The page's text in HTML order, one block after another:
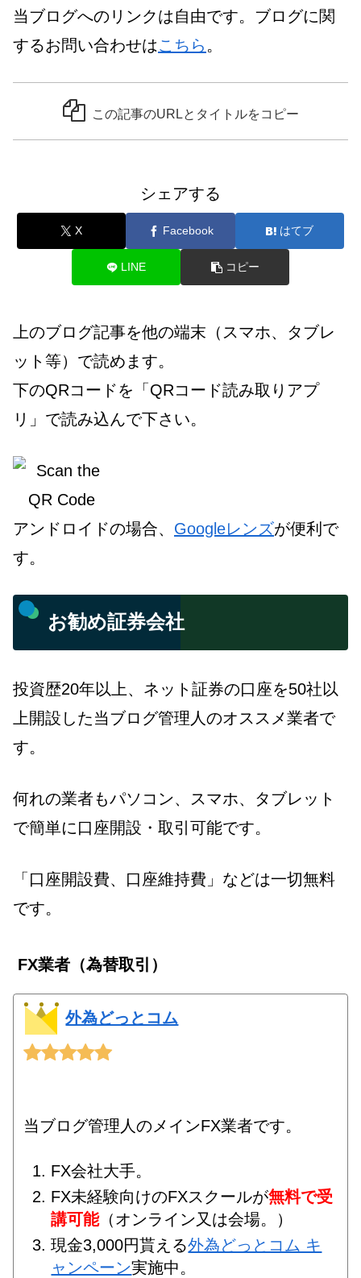
当ブログへのリンクは自由です。ブログに関
するお問い合わせはこちら 。
この記事のURLとタイトルをコピー
シェアする
X Facebook はてブ
LINE コピー
上のブログ記事を他の端末（スマホ、タブレ
ット等）で読めます。
下のQRコードを「QRコード読み取りアプ
リ」で読み込んで下さい。
アンドロイドの場合、 Googleレンズが便利で
す。
お勧め証券会社
投資歴20年以上、ネット証券の口座を50社以
上開設した当ブログ管理人のオススメ業者で
す。
何れの業者もパソコン、スマホ、タブレット
で簡単に口座開設・取引可能です。
「口座開設費、口座維持費」などは一切無料
です。
FX業者（為替取引）
外為どっとコム
当ブログ管理人のメインFX業者です。
FX会社大手。
FX未経験向けのFXスクールが無料で受
講可能（オンライン又は会場。）
現金3,000円貰える外為どっとコム キ
ャンペーン実施中。